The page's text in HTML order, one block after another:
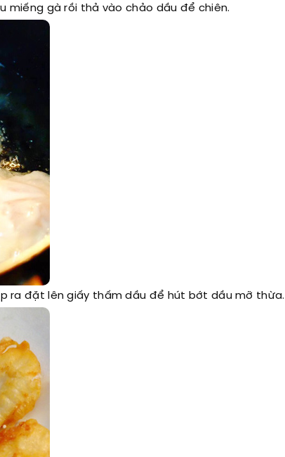
miếng gà rồi thả vào chảo dầu để chiên.
ra đặt lên giấy thấm dầu để hút bớt dầu mỡ thừa.